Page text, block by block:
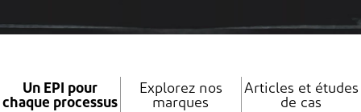
Un EPI pour
chaque processus
Explorez nos
marques
Articles et études
de cas